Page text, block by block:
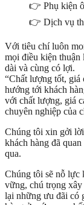
👉 Phụ kiện
👉 Dịch vụ
Với tiêu chí luôn
mọi điều kiện thuận
dài và cùng có lợi.
“Chất lượng tốt, giá
hướng tới khách
với chất lượng, giá
chuyên nghiệp của
Chúng tôi xin gởi lời
khách hàng đã
qua.
Chúng tôi sẽ nỗ lực
vững, chú trọng
lại những ưu đãi có